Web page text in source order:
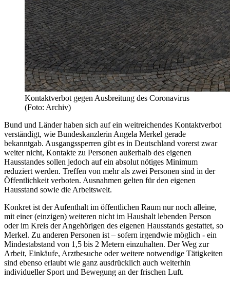
Kontaktverbot gegen Ausbreitung des Coronavirus
(Foto: Archiv)
Bund und Länder haben sich auf ein weitreichendes Kontaktverbot
verständigt, wie Bundeskanzlerin Angela Merkel gerade
bekanntgab. Ausgangssperren gibt es in Deutschland vorerst zwar
weiter nicht, Kontakte zu Personen außerhalb des eigenen
Hausstandes sollen jedoch auf ein absolut nötiges Minimum
reduziert werden. Treffen von mehr als zwei Personen sind in der
Öffentlichkeit verboten. Ausnahmen gelten für den eigenen
Hausstand sowie die Arbeitswelt.
Konkret ist der Aufenthalt im öffentlichen Raum nur noch alleine,
mit einer (einzigen) weiteren nicht im Haushalt lebenden Person
oder im Kreis der Angehörigen des eigenen Hausstands gestattet, so
Merkel. Zu anderen Personen ist – sofern irgendwie möglich - ein
Mindestabstand von 1,5 bis 2 Metern einzuhalten. Der Weg zur
Arbeit, Einkäufe, Arztbesuche oder weitere notwendige Tätigkeiten
sind ebenso erlaubt wie ganz ausdrücklich auch weiterhin
individueller Sport und Bewegung an der frischen Luft.